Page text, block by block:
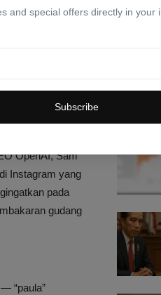
and special offers directly in your
Subscribe
terhadap
lebih khawatir
OpenAI, Sam
Instagram yang
pada
gudang
“paula”